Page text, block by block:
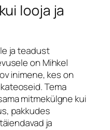
looja ja
ja teadust
on Mihkel
inimene, kes on
Tema
mitmekülgne kui
pakkudes
ja